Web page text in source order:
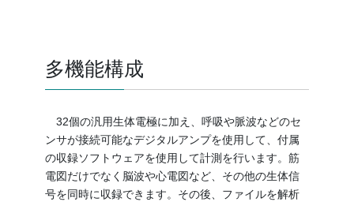
多機能構成
32個の汎用生体電極に加え、呼吸や脈波などのセ
ンサが接続可能なデジタルアンプを使用して、付属
の収録ソフトウェアを使用して計測を行います。筋
電図だけでなく脳波や心電図など、その他の生体信
号を同時に収録できます。その後、ファイルを解析